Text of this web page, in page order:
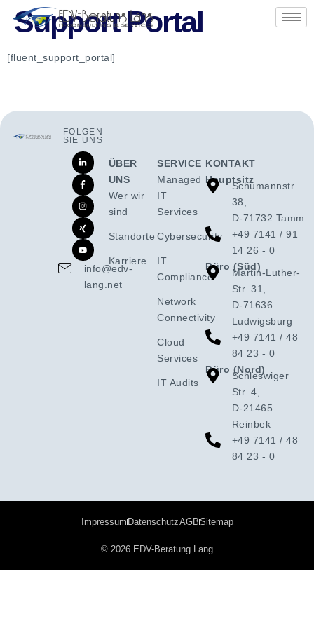
springen
Support Portal
[fluent_support_portal]
FOLGEN
SIE UNS
info@edv-
lang.net
ÜBER
UNS
Wer wir
sind
Standorte
Karriere
SERVICE
Managed
IT
Services
Cybersecurity
IT
Compliance
Network
Connectivity
Cloud
Services
IT Audits
KONTAKT
Hauptsitz
Schumannstr..
38,
D-71732 Tamm
+49 7141 / 91
14 26 - 0
Büro (Süd)
Martin-Luther-
Str. 31,
D-71636
Ludwigsburg
+49 7141 / 48
84 23 - 0
Büro (Nord)
Schleswiger
Str. 4,
D-21465
Reinbek
+49 7141 / 48
84 23 - 0
ImpressumDatenschutzAGBSitemap
© 2026 EDV-Beratung Lang